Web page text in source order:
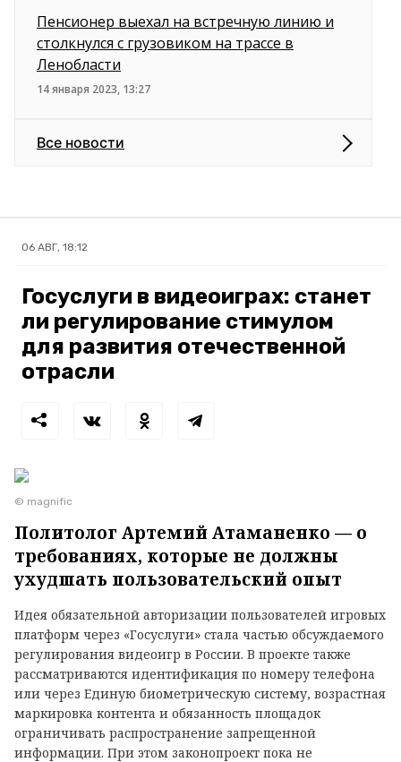
Пенсионер выехал на встречную линию и
столкнулся с грузовиком на трассе в
Ленобласти
14 января 2023, 13:27
Все новости
06 АВГ, 18:12
Госуслуги в видеоиграх: станет
ли регулирование стимулом
для развития отечественной
отрасли
© magnific
Политолог Артемий Атаманенко — о
требованиях, которые не должны
ухудшать пользовательский опыт
Идея обязательной авторизации пользователей игровых
платформ через «Госуслуги» стала частью обсуждаемого
регулирования видеоигр в России. В проекте также
рассматриваются идентификация по номеру телефона
или через Единую биометрическую систему, возрастная
маркировка контента и обязанность площадок
ограничивать распространение запрещенной
информации. При этом законопроект пока не